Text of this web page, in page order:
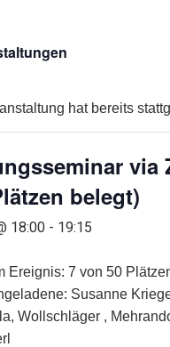
hat bereits
via
belegt)
18:00 - 19:15
Ereignis: 7 von 50
Susanne
Wollschläger ,